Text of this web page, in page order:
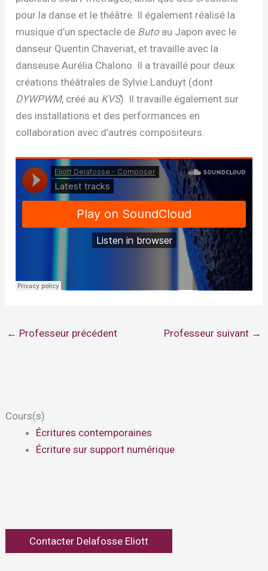
pour la danse et le théâtre. Il également réalisé la
musique d’un spectacle de Butoau Japon avec le
danseur Quentin Chaveriat, et travaille avec la
danseuse Aurélia Chalono. Il a travaillé pour deux
créations théâtrales de Sylvie Landuyt (dont
DYWPWM, créé au KVS). Il travaille également sur
des installations et des performances en
collaboration avec d’autres compositeurs.
← Professeur précédent Professeur suivant →
Cours(s)
Écritures contemporaines
Écriture sur support numérique
Contacter Delafosse Eliott